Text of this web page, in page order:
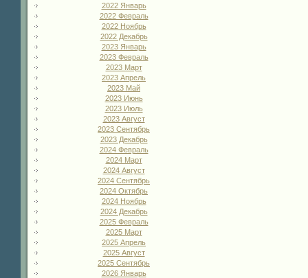
2022 Январь
2022 Февраль
2022 Ноябрь
2022 Декабрь
2023 Январь
2023 Февраль
2023 Март
2023 Апрель
2023 Май
2023 Июнь
2023 Июль
2023 Август
2023 Сентябрь
2023 Декабрь
2024 Февраль
2024 Март
2024 Август
2024 Сентябрь
2024 Октябрь
2024 Ноябрь
2024 Декабрь
2025 Февраль
2025 Март
2025 Апрель
2025 Август
2025 Сентябрь
2026 Январь